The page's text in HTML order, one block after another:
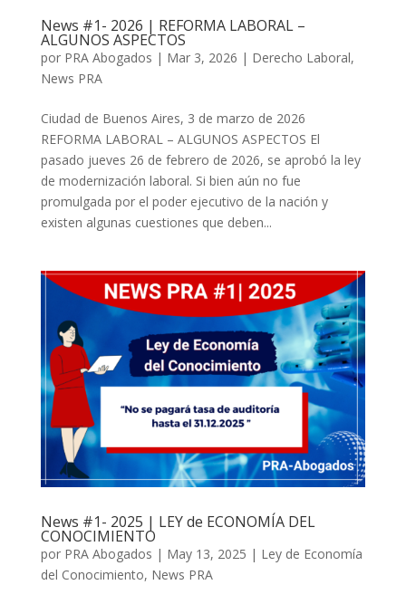
News #1- 2026 | REFORMA LABORAL –
ALGUNOS ASPECTOS
por PRA Abogados | Mar 3, 2026 | Derecho Laboral,
News PRA
Ciudad de Buenos Aires, 3 de marzo de 2026
REFORMA LABORAL – ALGUNOS ASPECTOS El
pasado jueves 26 de febrero de 2026, se aprobó la ley
de modernización laboral. Si bien aún no fue
promulgada por el poder ejecutivo de la nación y
existen algunas cuestiones que deben...
News #1- 2025 | LEY de ECONOMÍA DEL
CONOCIMIENTO
por PRA Abogados | May 13, 2025 | Ley de Economía
del Conocimiento, News PRA